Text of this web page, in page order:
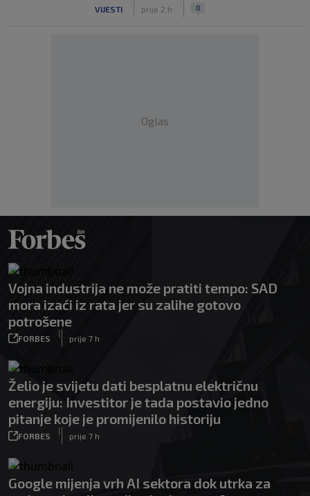
VIJESTI prije 2 h 0
Oglas
Vojna industrija ne može pratiti tempo: SAD
mora izaći iz rata jer su zalihe gotovo
potrošene
FORBES
|
prije 7 h
Želio je svijetu dati besplatnu električnu
energiju: Investitor je tada postavio jedno
pitanje koje je promijenilo historiju
FORBES
|
prije 7 h
Google mijenja vrh AI sektora dok utrka za